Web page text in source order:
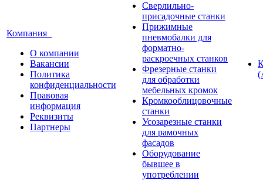
Компания
О компании
Вакансии
Политика
конфиденциальности
Правовая
информация
Реквизиты
Партнеры
Сверлильно-
присадочные станки
Прижимные
пневмобалки для
форматно-
раскроечных станков
Фрезерные станки
для обработки
мебельных кромок
Кромкооблицовочные
станки
Усозарезные станки
для рамочных
фасадов
Оборудование
бывшее в
употреблении